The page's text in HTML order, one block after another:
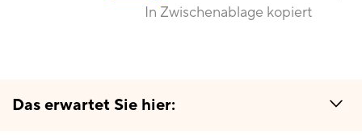
In Zwischenablage kopiert
Das erwartet Sie hier: